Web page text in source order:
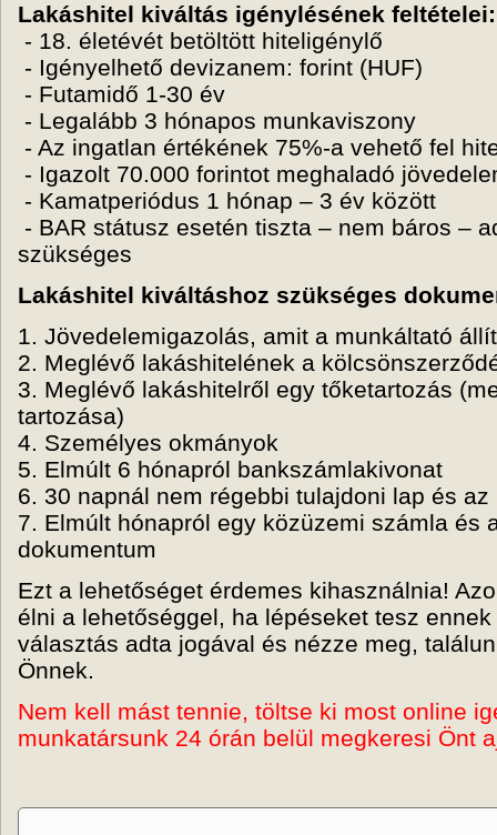
Lakáshitel kiváltás igénylésének feltételei:
- 18. életévét betöltött hiteligénylő
- Igényelhető devizanem: forint (HUF)
- Futamidő 1-30 év
- Legalább 3 hónapos munkaviszony
- Az ingatlan értékének 75%-a vehető fel
- Igazolt 70.000 forintot meghaladó
- Kamatperiódus 1 hónap – 3 év között
- BAR státusz esetén tiszta – nem báros –
szükséges
Lakáshitel kiváltáshoz szükséges
1. Jövedelemigazolás, amit a munkáltató
2. Meglévő lakáshitelének a
3. Meglévő lakáshitelről egy tőketartozás
tartozása)
4. Személyes okmányok
5. Elmúlt 6 hónapról bankszámlakivonat
6. 30 napnál nem régebbi tulajdoni lap és
7. Elmúlt hónapról egy közüzemi számla és
dokumentum
Ezt a lehetőséget érdemes kihasználnia!
élni a lehetőséggel, ha lépéseket tesz
választás adta jogával és nézze meg,
Önnek.
Nem kell mást tennie, töltse ki most online
munkatársunk 24 órán belül megkeresi Önt